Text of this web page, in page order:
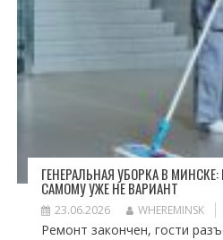
ГЕНЕРАЛЬНАЯ УБОРКА В
САМОМУ УЖЕ НЕ ВАРИАНТ
23.06.2026 WHEREMINSK
Ремонт закончен, гости